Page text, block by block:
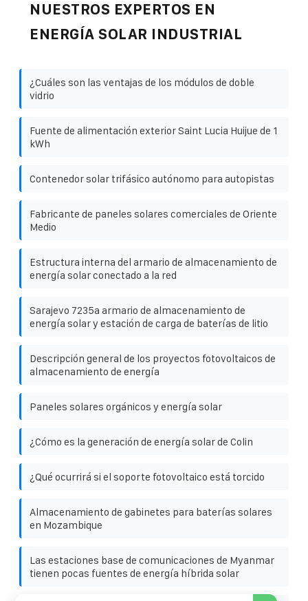
NUESTROS EXPERTOS EN
ENERGÍA SOLAR INDUSTRIAL
¿Cuáles son las ventajas de los módulos de doble
vidrio
Fuente de alimentación exterior Saint Lucia Huijue de 1
kWh
Contenedor solar trifásico autónomo para autopistas
Fabricante de paneles solares comerciales de Oriente
Medio
Estructura interna del armario de almacenamiento de
energía solar conectado a la red
Sarajevo 7235a armario de almacenamiento de
energía solar y estación de carga de baterías de litio
Descripción general de los proyectos fotovoltaicos de
almacenamiento de energía
Paneles solares orgánicos y energía solar
¿Cómo es la generación de energía solar de Colin
¿Qué ocurrirá si el soporte fotovoltaico está torcido
Almacenamiento de gabinetes para baterías solares
en Mozambique
Las estaciones base de comunicaciones de Myanmar
tienen pocas fuentes de energía híbrida solar